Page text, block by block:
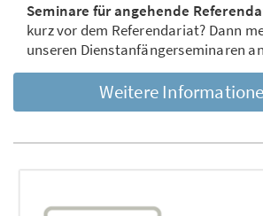
Seminare für angehende
kurz vor dem Referendariat? Dann
unseren Dienstanfängerseminaren
Weitere